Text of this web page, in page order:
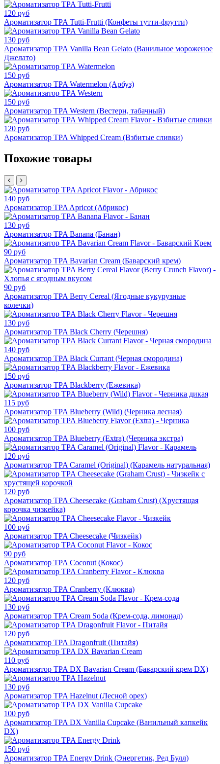
120 руб
Ароматизатор TPA Tutti-Frutti (Конфеты тутти-фрутти)
130 руб
Ароматизатор TPA Vanilla Bean Gelato (Ванильное мороженое
Джелато)
150 руб
Ароматизатор TPA Watermelon (Арбуз)
150 руб
Ароматизатор TPA Western (Вестерн, табачный)
120 руб
Ароматизатор TPA Whipped Cream (Взбитые сливки)
Похожие товары
140 руб
Ароматизатор TPA Apricot (Абрикос)
130 руб
Ароматизатор TPA Banana (Банан)
90 руб
Ароматизатор TPA Bavarian Cream (Баварский крем)
90 руб
Ароматизатор TPA Berry Cereal (Ягодные кукурузные
колечки)
130 руб
Ароматизатор TPA Black Cherry (Черешня)
140 руб
Ароматизатор TPA Black Currant (Черная смородина)
150 руб
Ароматизатор TPA Blackberry (Ежевика)
115 руб
Ароматизатор TPA Blueberry (Wild) (Черника лесная)
100 руб
Ароматизатор TPA Blueberry (Extra) (Черника экстра)
120 руб
Ароматизатор TPA Caramel (Original) (Карамель натуральная)
120 руб
Ароматизатор TPA Cheesecake (Graham Crust) (Хрустящая
корочка чизкейка)
100 руб
Ароматизатор TPA Cheesecake (Чизкейк)
90 руб
Ароматизатор TPA Coconut (Кокос)
120 руб
Ароматизатор TPA Cranberry (Клюква)
130 руб
Ароматизатор TPA Cream Soda (Крем-сода, лимонад)
120 руб
Ароматизатор TPA Dragonfruit (Питайя)
110 руб
Ароматизатор TPA DX Bavarian Cream (Баварский крем DX)
130 руб
Ароматизатор TPA Hazelnut (Лесной орех)
100 руб
Ароматизатор TPA DX Vanilla Cupcake (Ванильный капкейк
DX)
150 руб
Ароматизатор TPA Energy Drink (Энергетик, Ред Булл)